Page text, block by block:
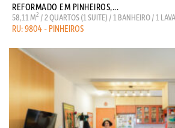
REFORMADO EM PINHEIROS,...
58,11 M2 / 2 QUARTOS (1 SUITE) / 1 BANHEIRO / 1
RU: 9804 - PINHEIROS